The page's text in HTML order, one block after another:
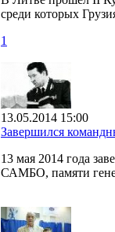
среди которых
1
13.05.2014 15:00
Завершился
13 мая 2014 года
САМБО, памяти